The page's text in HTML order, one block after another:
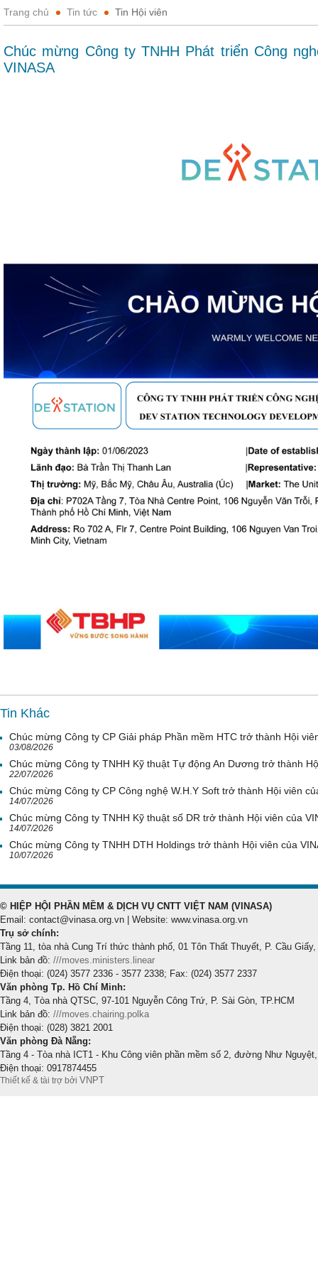
Trang chủ Tin tức Tin Hội viên
Chúc mừng Công ty TNHH Phát triển Công
VINASA
Tin Khác
Chúc mừng Công ty CP Giải pháp Phần mềm HTC trở thành Hội
03/08/2026
Chúc mừng Công ty TNHH Kỹ thuật Tự động An Dương trở thành
22/07/2026
Chúc mừng Công ty CP Công nghệ W.H.Y Soft trở thành Hội viên
14/07/2026
Chúc mừng Công ty TNHH Kỹ thuật số DR trở thành Hội viên của
14/07/2026
Chúc mừng Công ty TNHH DTH Holdings trở thành Hội viên của
10/07/2026
© HIỆP HỘI PHẦN MỀM & DỊCH VỤ CNTT VIỆT NAM (VINASA)
Email: contact@vinasa.org.vn | Website: www.vinasa.org.vn
Trụ sở chính:
Tầng 11, tòa nhà Cung Trí thức thành phố, 01 Tôn Thất Thuyết, P. Cầu Giấy,
Link bản đồ: ///moves.ministers.linear
Điện thoại: (024) 3577 2336 - 3577 2338; Fax: (024) 3577 2337
Văn phòng Tp. Hồ Chí Minh:
Tầng 4, Tòa nhà QTSC, 97-101 Nguyễn Công Trứ, P. Sài Gòn, TP.HCM
Link bản đồ: ///moves.chairing.polka
Điện thoại: (028) 3821 2001
Văn phòng Đà Nẵng:
Tầng 4 - Tòa nhà ICT1 - Khu Công viên phần mềm số 2, đường Như
Điện thoại: 0917874455
Thiết kế & tài trợ bởi VNPT